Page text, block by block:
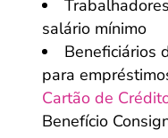
Trabalhadores
salário mínimo
Beneficiários
para
Cartão de
Benefício